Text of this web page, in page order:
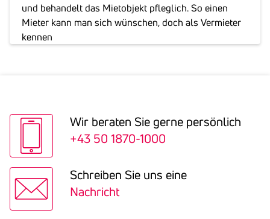
und behandelt das Mietobjekt pfleglich. So einen
Mieter kann man sich wünschen, doch als Vermieter
kennen
Wir beraten Sie gerne persön­lich
+43 50 1870-1000
Schreiben Sie uns eine
Nachricht